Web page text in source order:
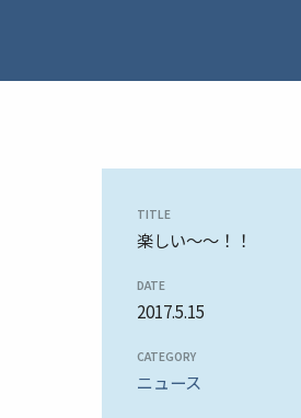
TITLE
楽しい～～！！
DATE
2017.5.15
CATEGORY
ニュース